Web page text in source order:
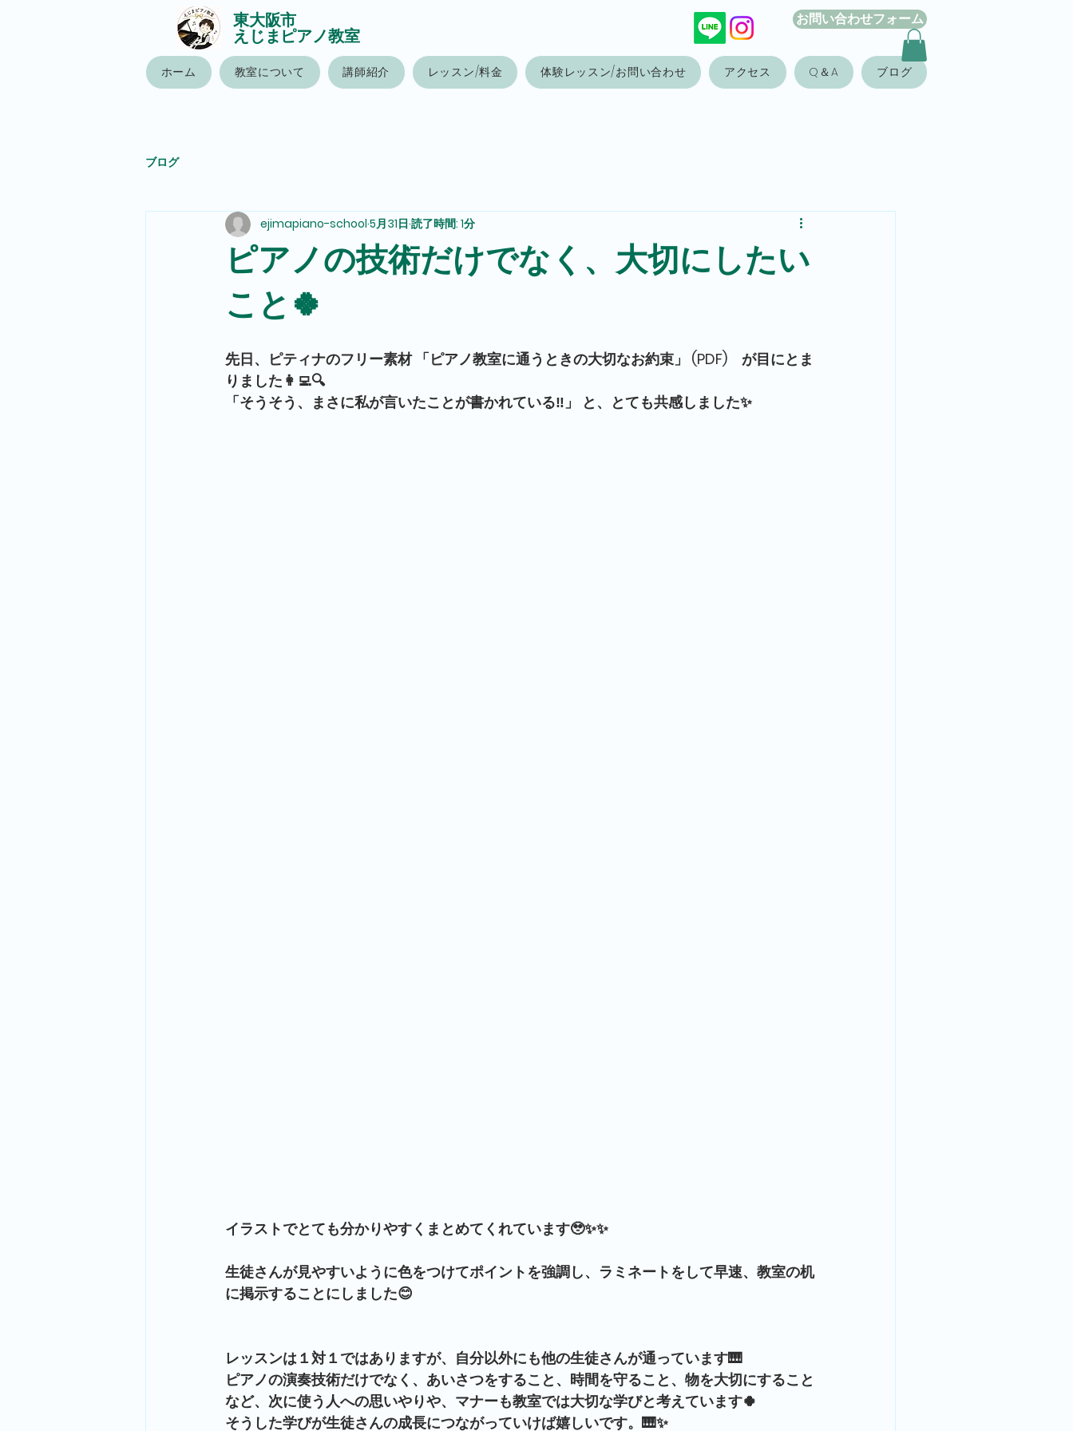
東大阪市
えじまピアノ教室
お問い合わせフォーム
ホーム 教室について 講師紹介 レッスン/料金 体験レッスン/お問い合わせ アクセス Q＆A ブログ
ブログ
ピアノの技術だけでなく、大切にしたい
こと🍀
ejimapiano-school 5月31日 読了時間: 1分
先日、ピティナのフリー素材 「ピアノ教室に通うときの大切なお約束」 (PDF)　が目にとま
りました👩‍💻🔍
「そうそう、まさに私が言いたことが書かれている‼️」 と、とても共感しました✨
イラストでとても分かりやすくまとめてくれています🥹✨✨
生徒さんが見やすいように色をつけてポイントを強調し、ラミネートをして早速、教室の机
に掲示することにしました😊
レッスンは１対１ではありますが、自分以外にも他の生徒さんが通っています🎹
ピアノの演奏技術だけでなく、あいさつをすること、時間を守ること、物を大切にすること
など、次に使う人への思いやりや、マナーも教室では大切な学びと考えています🍀
そうした学びが生徒さんの成長につながっていけば嬉しいです。🎹✨